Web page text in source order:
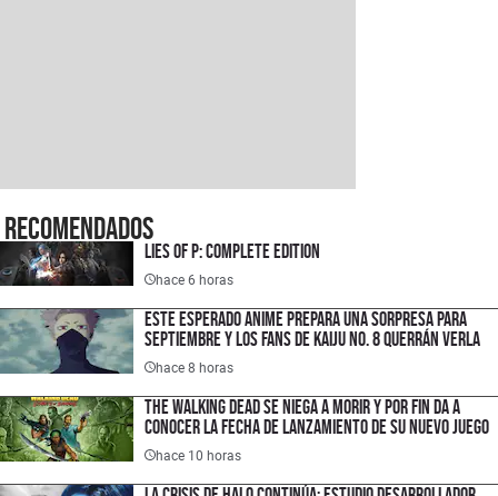
Recomendados
Lies of P: Complete Edition
hace 6 horas
Este esperado anime prepara una sorpresa para
septiembre y los fans de Kaiju No. 8 querrán verla
hace 8 horas
The Walking Dead se niega a morir y por fin da a
conocer la fecha de lanzamiento de su nuevo juego
hace 10 horas